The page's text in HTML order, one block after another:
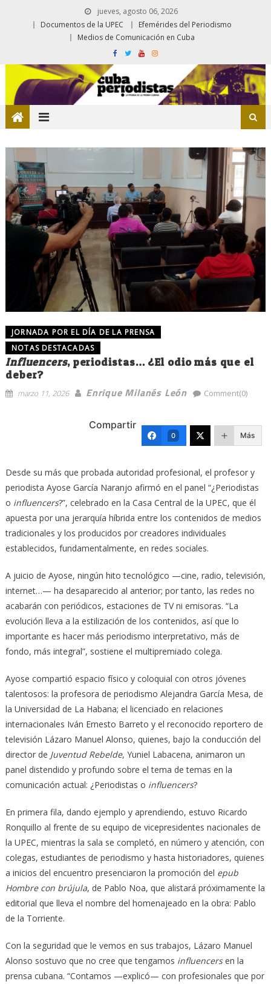
jueves, agosto 06, 2026
Documentos de la UPEC
Efemérides del Periodismo
Medios de Comunicación en Cuba
JORNADA POR EL DÍA DE LA PRENSA
NOTAS DESTACADAS
Influencers, periodistas… ¿El odio más que el
deber?
marzo 11, 2026 Enrique Milanés León Comment(0)
Compartir
0 Más
Desde su más que probada autoridad profesional, el profesor y
periodista Ayose García Naranjo afirmó en el panel “¿Periodistas
o influencers?”, celebrado en la Casa Central de la UPEC, que él
apuesta por una jerarquía híbrida entre los contenidos de medios
tradicionales y los producidos por creadores individuales
establecidos, fundamentalmente, en redes sociales.
A juicio de Ayose, ningún hito tecnológico —cine, radio, televisión,
internet…— ha desaparecido al anterior; por tanto, las redes no
acabarán con periódicos, estaciones de TV ni emisoras. “La
evolución lleva a la estilización de los contenidos, así que lo
importante es hacer más periodismo interpretativo, más de
fondo, más integral”, sostiene el multipremiado colega.
Ayose compartió espacio físico y coloquial con otros jóvenes
talentosos: la profesora de periodismo Alejandra García Mesa, de
la Universidad de La Habana; el licenciado en relaciones
internacionales Iván Ernesto Barreto y el reconocido reportero de
televisión Lázaro Manuel Alonso, quienes, bajo la conducción del
director de Juventud Rebelde, Yuniel Labacena, animaron un
panel distendido y profundo sobre el tema de temas en la
comunicación actual: ¿Periodistas o influencers?
En primera fila, dando ejemplo y aprendiendo, estuvo Ricardo
Ronquillo al frente de su equipo de vicepresidentes nacionales de
la UPEC, mientras la sala se completó, en número y atención, con
colegas, estudiantes de periodismo y hasta historiadores, quienes
a inicios del encuentro presenciaron la promoción del epub
Hombre con brújula, de Pablo Noa, que alistará próximamente la
editorial que lleva el nombre del homenajeado en la obra: Pablo
de la Torriente.
Con la seguridad que le vemos en sus trabajos, Lázaro Manuel
Alonso sostuvo que no cree que tengamos influencersen la
prensa cubana. “Contamos —explicó— con profesionales que por